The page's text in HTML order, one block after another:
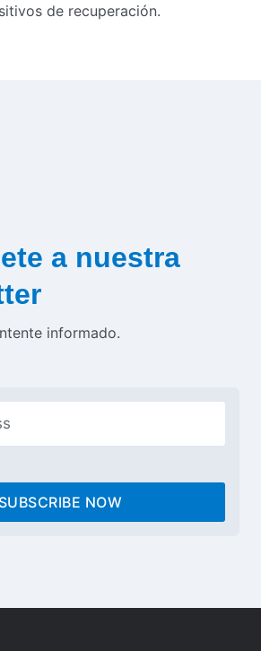
de recuperación.
a nuestra
informado.
SUBSCRIBE NOW